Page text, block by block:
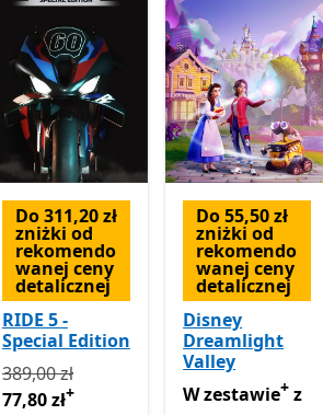
Do 311,20 zł
zniżki od
rekomendo
wanej ceny
detalicznej
RIDE 5 -
Special Edition
Pierwotnie 389,00 zł teraz 77,80 zł
389,00 zł
77,80 zł+
Do 55,50 zł
zniżki od
rekomendo
wanej ceny
detalicznej
Disney
Dreamlight
Valley
W zestawie z
W zestawie+ z